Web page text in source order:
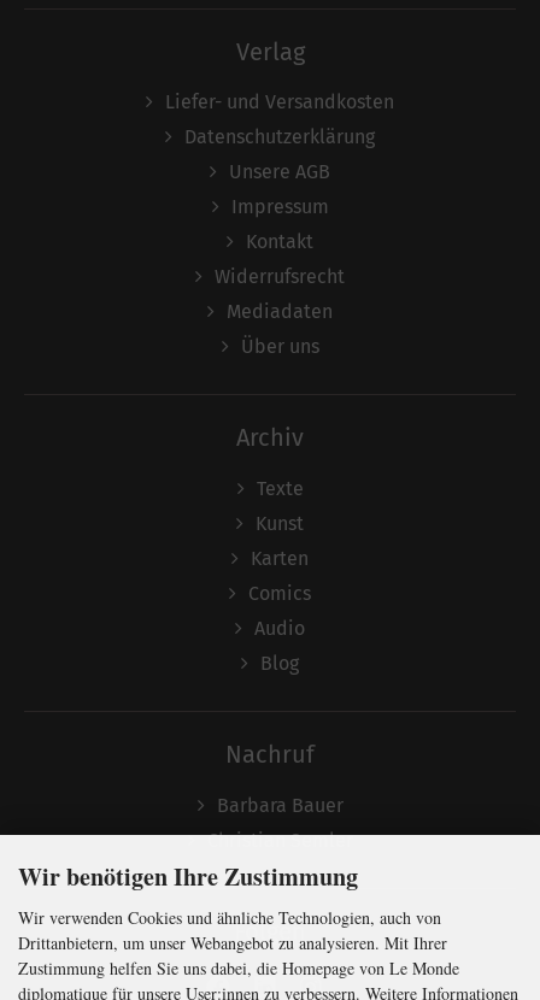
Verlag
Liefer- und Versandkosten
Datenschutzerklärung
Unsere AGB
Impressum
Kontakt
Widerrufsrecht
Mediadaten
Über uns
Archiv
Texte
Kunst
Karten
Comics
Audio
Blog
Nachruf
Barbara Bauer
Christian Semler
Folgen
Wir benötigen Ihre Zustimmung
Wir verwenden Cookies und ähnliche Technologien, auch von
Drittanbietern, um unser Webangebot zu analysieren. Mit Ihrer
Zustimmung helfen Sie uns dabei, die Homepage von Le Monde
diplomatique für unsere User:innen zu verbessern. Weitere Informationen